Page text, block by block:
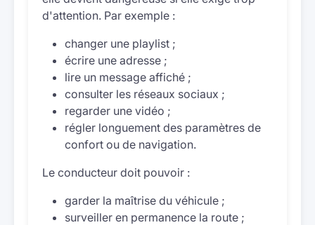
d'attention. Par exemple :
changer une playlist ;
écrire une adresse ;
lire un message affiché ;
consulter les réseaux sociaux ;
regarder une vidéo ;
régler longuement des paramètres de
confort ou de navigation.
Le conducteur doit pouvoir :
garder la maîtrise du véhicule ;
surveiller en permanence la route ;